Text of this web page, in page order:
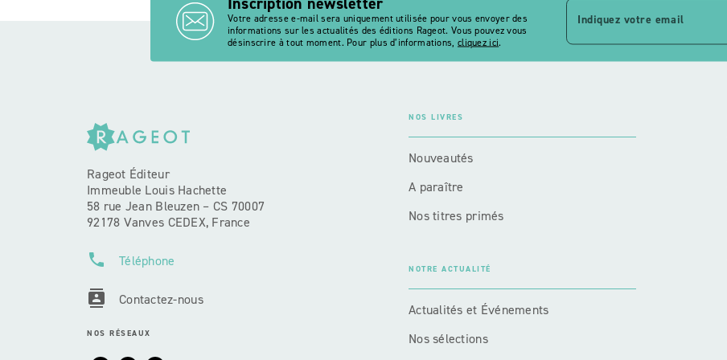
Votre adresse e-mail sera uniquement utilisée pour vous envoyer des
informations sur les actualités des éditions Rageot. Vous pouvez vous
désinscrire à tout moment. Pour plus d’informations, cliquez ici.
Indiquez votre email
Rageot Éditeur
Immeuble Louis Hachette
58 rue Jean Bleuzen – CS 70007
92178 Vanves CEDEX, France
phone Téléphone
contacts Contactez-nous
NOS RÉSEAUX
NOS LIVRES
Nouveautés
A paraître
Nos titres primés
NOTRE ACTUALITÉ
Actualités et Événements
Nos sélections